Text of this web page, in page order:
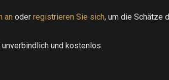
an oder registrieren Sie sich, um die Schätze
und kostenlos.